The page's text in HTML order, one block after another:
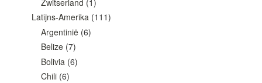
Latijns-Amerika(111)
Argentinië (6)
Belize (7)
Bolivia (6)
Chili (6)